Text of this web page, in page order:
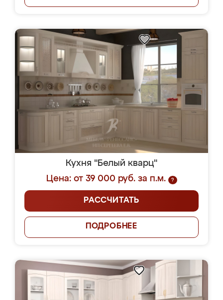
Кухня "Белый кварц"
Цена: от 39 000 руб. за п.м.
?
РАССЧИТАТЬ
ПОДРОБНЕЕ